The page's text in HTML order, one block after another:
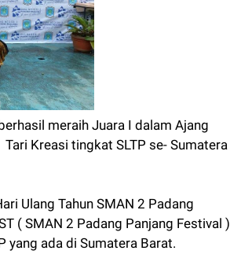
meraih Juara I dalam Ajang
Kreasi tingkat SLTP se- Sumatera
Ulang Tahun SMAN 2 Padang
( SMAN 2 Padang Panjang Festival )
yang ada di Sumatera Barat.